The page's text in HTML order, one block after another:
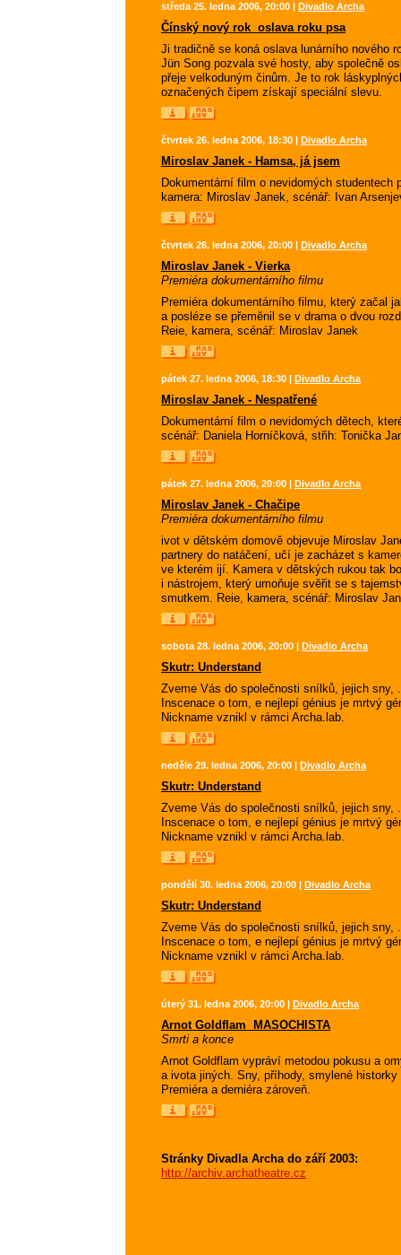
středa 25. ledna 2006, 20:00 | Divadlo Archa
Čínský nový rok  oslava roku psa
Ji tradičně se koná oslava lunárního nového
Jün Song pozvala své hosty, aby společně
přeje velkoduným činům. Je to rok
označených čipem získají speciální slevu.
čtvrtek 26. ledna 2006, 18:30 | Divadlo Archa
Miroslav Janek - Hamsa, já jsem
Dokumentární film o nevidomých studentech
kamera: Miroslav Janek, scénář: Ivan
čtvrtek 26. ledna 2006, 20:00 | Divadlo Archa
Miroslav Janek - Vierka
Premiéra dokumentárního filmu
Premiéra dokumentárního filmu, který začal
a posléze se přeměnil se v drama o dvou
Reie, kamera, scénář: Miroslav Janek
pátek 27. ledna 2006, 18:30 | Divadlo Archa
Miroslav Janek - Nespatřené
Dokumentární film o nevidomých dětech,
scénář: Daniela Horníčková, střih: Tonička
pátek 27. ledna 2006, 20:00 | Divadlo Archa
Miroslav Janek - Chačipe
Premiéra dokumentárního filmu
ivot v dětském domově objevuje Miroslav
partnery do natáčení, učí je zacházet s
ve kterém ijí. Kamera v dětských rukou tak
i nástrojem, který umoňuje svěřit se s
smutkem. Reie, kamera, scénář: Miroslav
sobota 28. ledna 2006, 20:00 | Divadlo Archa
Skutr: Understand
Zveme Vás do společnosti snílků, jejich sny,
Inscenace o tom, e nejlepí génius je mrtvý
Nickname vznikl v rámci Archa.lab.
neděle 29. ledna 2006, 20:00 | Divadlo Archa
Skutr: Understand
Zveme Vás do společnosti snílků, jejich sny,
Inscenace o tom, e nejlepí génius je mrtvý
Nickname vznikl v rámci Archa.lab.
pondělí 30. ledna 2006, 20:00 | Divadlo Archa
Skutr: Understand
Zveme Vás do společnosti snílků, jejich sny,
Inscenace o tom, e nejlepí génius je mrtvý
Nickname vznikl v rámci Archa.lab.
úterý 31. ledna 2006, 20:00 | Divadlo Archa
Arnot Goldflam  MASOCHISTA
Smrti a konce
Arnot Goldflam vypráví metodou pokusu a
a ivota jiných. Sny, příhody, smylené
Premiéra a derniéra zároveň.
Stránky Divadla Archa do září 2003:
http://archiv.archatheatre.cz